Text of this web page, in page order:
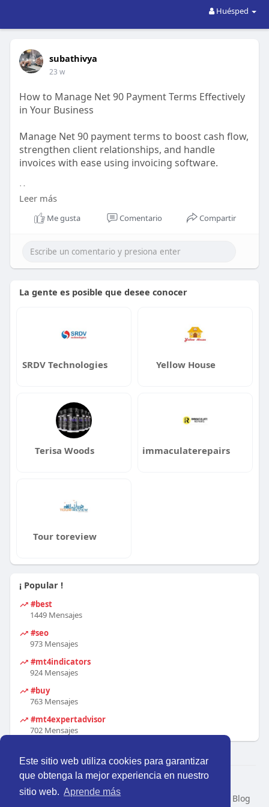
Este sitio web utiliza cookies para garantizar
que obtenga la mejor experiencia en nuestro
sitio web. Aprende más
Huésped
subathivya
23 w
How to Manage Net 90 Payment Terms Effectively
in Your Business
Manage Net 90 payment terms to boost cash flow,
strengthen client relationships, and handle
invoices with ease using invoicing software.
Know more,
https://www.invoicetemple.com
Leer más
Me gusta Comentario Compartir
La gente es posible que desee conocer
SRDV Technologies Yellow House
Terisa Woods immaculaterepairs
Tour toreview
¡ Popular !
#best
1449 Mensajes
#seo
973 Mensajes
#mt4indicators
924 Mensajes
#buy
763 Mensajes
#mt4expertadvisor
702 Mensajes
© 2026 Perú Activo
Inicio
Nosotros Contacto
Blog